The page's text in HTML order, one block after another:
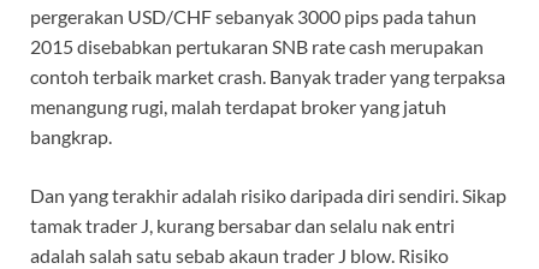
pergerakan USD/CHF sebanyak 3000 pips pada tahun
2015 disebabkan pertukaran SNB rate cash merupakan
contoh terbaik market crash. Banyak trader yang terpaksa
menangung rugi, malah terdapat broker yang jatuh
bangkrap.
Dan yang terakhir adalah risiko daripada diri sendiri. Sikap
tamak trader J, kurang bersabar dan selalu nak entri
adalah salah satu sebab akaun trader J blow. Risiko